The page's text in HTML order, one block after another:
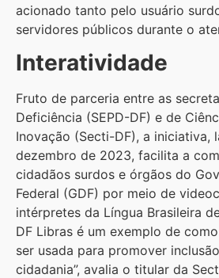
acionado tanto pelo usuário
servidores públicos durante o
Interatividade
Fruto de parceria entre as
Deficiência (SEPD-DF) e de
Inovação (Secti-DF), a iniciativa,
dezembro de 2023, facilita a
cidadãos surdos e órgãos do
Federal (GDF) por meio de
intérpretes da Língua Brasileira
DF Libras é um exemplo de
ser usada para promover
cidadania”, avalia o titular da